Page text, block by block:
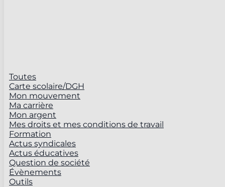
Toutes
Carte scolaire/DGH
Mon mouvement
Ma carrière
Mon argent
Mes droits et mes conditions de travail
Formation
Actus syndicales
Actus éducatives
Question de société
Évènements
Outils